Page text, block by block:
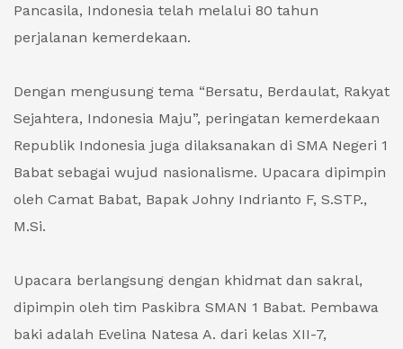
Pancasila, Indonesia telah melalui 80 tahun
perjalanan kemerdekaan.
Dengan mengusung tema “Bersatu, Berdaulat, Rakyat
Sejahtera, Indonesia Maju”, peringatan kemerdekaan
Republik Indonesia juga dilaksanakan di SMA Negeri 1
Babat sebagai wujud nasionalisme. Upacara dipimpin
oleh Camat Babat, Bapak Johny Indrianto F, S.STP.,
M.Si.
Upacara berlangsung dengan khidmat dan sakral,
dipimpin oleh tim Paskibra SMAN 1 Babat. Pembawa
baki adalah Evelina Natesa A. dari kelas XII-7,